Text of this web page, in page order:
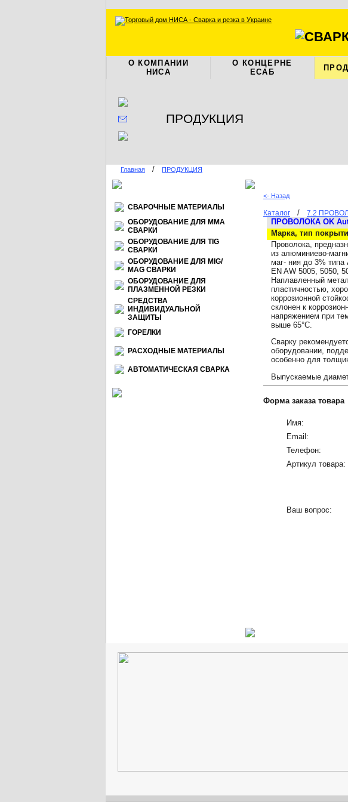
О КОМПАНИИ
НИСА
О КОНЦЕРНЕ
ЕСАБ
ПРОДУКЦИЯ
Главная / ПРОДУКЦИЯ
СВАРОЧНЫЕ МАТЕРИАЛЫ
ОБОРУДОВАНИЕ ДЛЯ ММА
СВАРКИ
ОБОРУДОВАНИЕ ДЛЯ TIG
СВАРКИ
ОБОРУДОВАНИЕ ДЛЯ МIG/
МАG СВАРКИ
ОБОРУДОВАНИЕ ДЛЯ
ПЛАЗМЕННОЙ РЕЗКИ
СРЕДСТВА
ИНДИВИДУАЛЬНОЙ
ЗАЩИТЫ
ГОРЕЛКИ
РАСХОДНЫЕ МАТЕРИАЛЫ
АВТОМАТИЧЕСКАЯ СВАРКА
<- Назад
Каталог / 7.2
ПРОВОЛОКА OK
Марка, тип
Проволока,
из алюминиево-
маг- ния до 3%
EN AW 5005, 5050,
Наплавленный
пластичностью,
коррозионной
склонен к
напряжением при
выше 65°С.
Сварку
оборудовании,
особенно для
Выпускаемые
Форма заказа товара
Имя:
Email:
Телефон:
Артикул товара:
Ваш вопрос: